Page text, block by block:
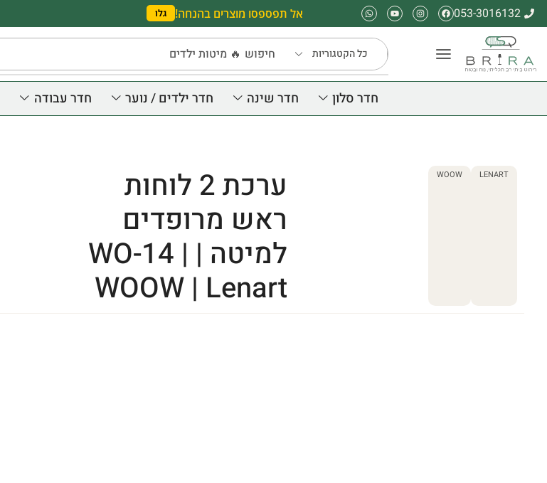
053-3016132 אל תפספסו מוצרים בהנחה! גלו
חיפוש 🔥 מיטות ילדים
חדר סלון חדר שינה חדר ילדים / נוער חדר עבודה
LENART
WOOW
ערכת 2 לוחות
ראש מרופדים
למיטה | WO-14 |
WOOW | Lenart